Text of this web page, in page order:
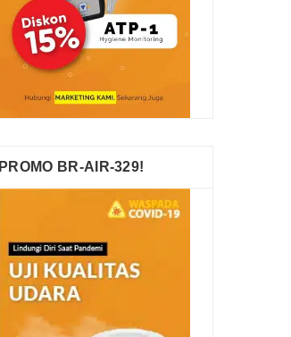
PROMO BR-AIR-329!